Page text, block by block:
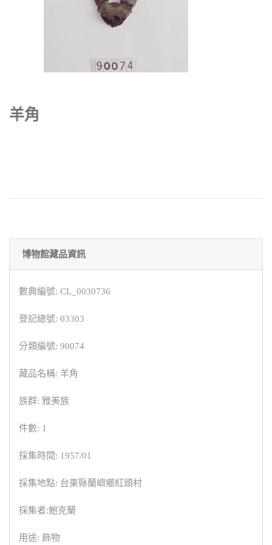
羊角
博物館藏品資訊
數典編號: CL_0030736
登記總號: 03303
分類編號: 90074
藏品名稱: 羊角
族群: 雅美族
件數: 1
採集時間: 1957/01
採集地點: 台東縣蘭嶼鄉紅頭村
採集者:鮑克蘭
用途: 飾物